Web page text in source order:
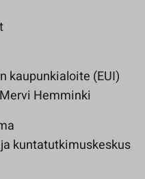
kaupunkialoite (EUI)
Hemminki
kuntatutkimuskeskus